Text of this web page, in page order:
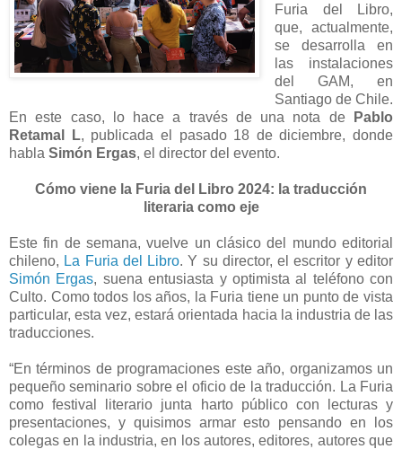
Furia del Libro,
que, actualmente,
se desarrolla en
las instalaciones
del GAM, en
Santiago de Chile.
En este caso, lo hace a través de una nota de
Pablo
Retamal L, publicada el pasado 18 de diciembre, donde
habla Simón Ergas, el director del evento.
Cómo viene la Furia del Libro 2024: la traducción
literaria como eje
Este fin de semana, vuelve un clásico del mundo editorial
chileno, La Furia del Libro. Y su director, el escritor y editor
Simón Ergas, suena entusiasta y optimista al teléfono con
Culto. Como todos los años, la Furia tiene un punto de vista
particular, esta vez, estará orientada hacia la industria de las
traducciones.
“En términos de programaciones este año, organizamos un
pequeño seminario sobre el oficio de la traducción. La Furia
como festival literario junta harto público con lecturas y
presentaciones, y quisimos armar esto pensando en los
colegas en la industria, en los autores, editores, autores que